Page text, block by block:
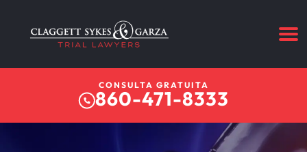
CONSULTA GRATUITA
860-471-8333